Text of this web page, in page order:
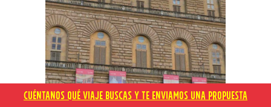
CUÉNTANOS QUÉ VIAJE BUSCAS Y TE ENVIAMOS UNA PROPUESTA